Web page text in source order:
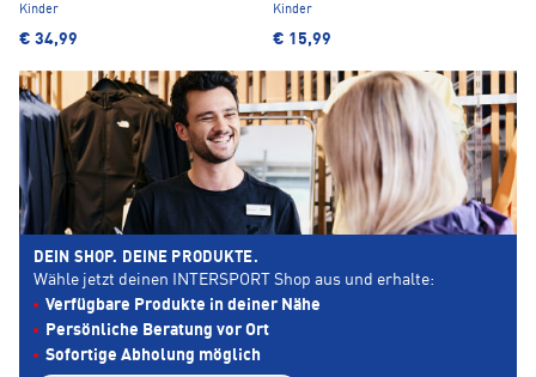
Kinder
€ 34,99
Kinder
€ 15,99
DEIN SHOP. DEINE PRODUKTE.
Wähle jetzt deinen INTERSPORT Shop aus und erhalte:
Verfügbare Produkte in deiner Nähe
Persönliche Beratung vor Ort
Sofortige Abholung möglich